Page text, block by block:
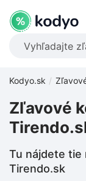
Kodyo.sk
Zľavové
Tu nájdete tie
Tirendo.sk